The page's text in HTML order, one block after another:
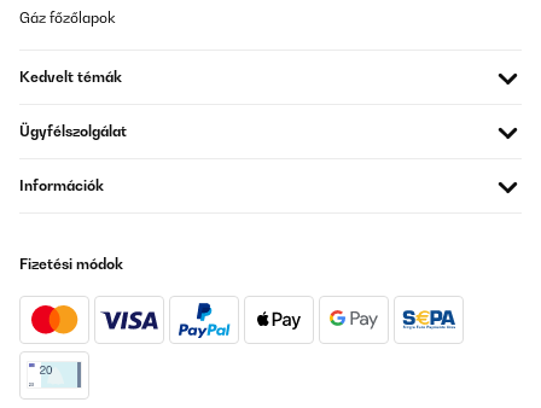
Stunden einen deutlichen Unterschied im Raumklima.Ein paar
Punkte sind jedoch zu beachten:• Das Gerät ist ziemlich laut –
das Wohnzimmer ist es daher nur bedingt geeignet, wenn man
Preis wünschenswert wäre.• Die Luftfeuchtigkeit wird etwa 5 %
ist der Luftentfeuchter leistungsstark und zuverlässig, aber es
Amazon-Benutzer
Fordítsd le
Gáz főzőlapok
Kedvelt témák
Ügyfélszolgálat
Információk
Fizetési módok